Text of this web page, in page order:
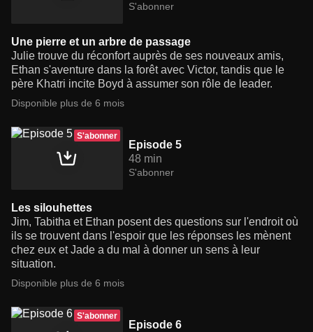
S'abonner
Une pierre et un arbre de passage
Julie trouve du réconfort auprès de ses nouveaux amis,
Ethan s'aventure dans la forêt avec Victor, tandis que le
père Khatri incite Boyd à assumer son rôle de leader.
Disponible plus de 6 mois
S'abonner
Episode 5
48 min
S'abonner
Les silouhettes
Jim, Tabitha et Ethan posent des questions sur l'endroit où
ils se trouvent dans l'espoir que les réponses les mènent
chez eux et Jade a du mal à donner un sens à leur
situation.
Disponible plus de 6 mois
S'abonner
Episode 6